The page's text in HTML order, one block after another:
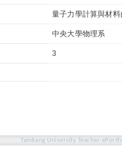
量子力學計算與材
中央大學物理系
3
Tamkang University Teacher